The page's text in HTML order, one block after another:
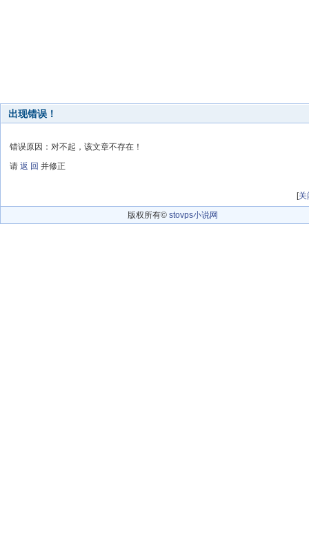
出现错误！
错误原因：对不起，该文章不存在！
请 返 回 并修正
[关
版权所有© stovps小说网